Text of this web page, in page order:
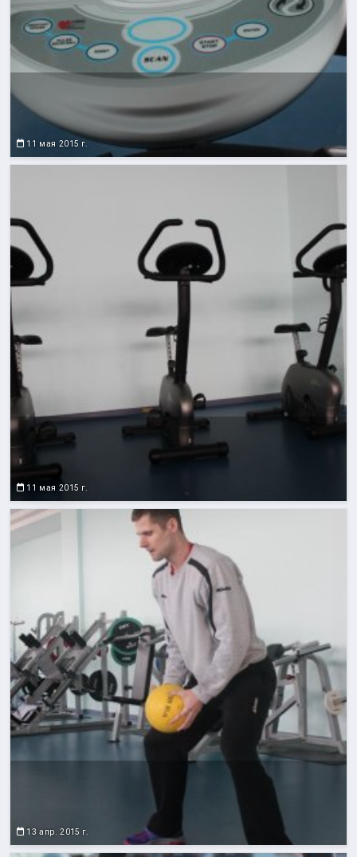
11 мая 2015 г.
11 мая 2015 г.
13 апр. 2015 г.